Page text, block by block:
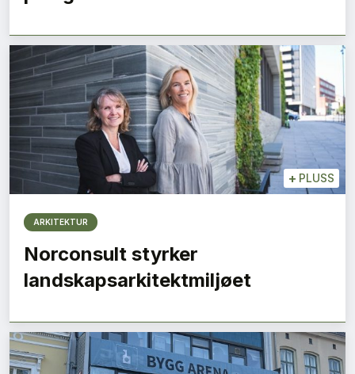
+ PLUSS
ARKITEKTUR
Norconsult styrker
landskapsarkitektmiljøet